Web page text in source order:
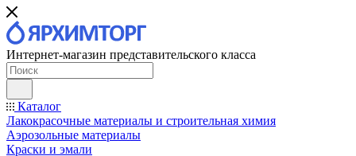
Интернет-магазин представительского класса
Каталог
Лакокрасочные материалы и строительная химия
Аэрозольные материалы
Краски и эмали